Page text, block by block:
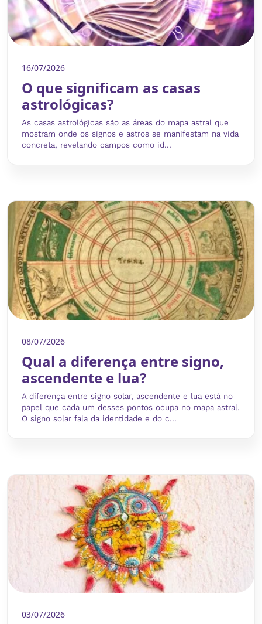
16/07/2026
O que significam as casas
astrológicas?
As casas astrológicas são as áreas do mapa astral que
mostram onde os signos e astros se manifestam na vida
concreta, revelando campos como id...
08/07/2026
Qual a diferença entre signo,
ascendente e lua?
A diferença entre signo solar, ascendente e lua está no
papel que cada um desses pontos ocupa no mapa astral.
O signo solar fala da identidade e do c...
03/07/2026